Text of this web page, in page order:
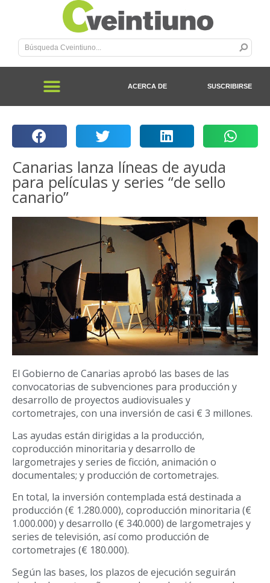
ACERCA DE SUSCRIBIRSE
Canarias lanza líneas de ayuda
para películas y series “de sello
canario”
El Gobierno de Canarias aprobó las bases de las
convocatorias de subvenciones para producción y
desarrollo de proyectos audiovisuales y
cortometrajes, con una inversión de casi € 3 millones.
Las ayudas están dirigidas a la producción,
coproducción minoritaria y desarrollo de
largometrajes y series de ficción, animación o
documentales; y producción de cortometrajes.
En total, la inversión contemplada está destinada a
producción (€ 1.280.000), coproducción minoritaria (€
1.000.000) y desarrollo (€ 340.000) de largometrajes y
series de televisión, así como producción de
cortometrajes (€ 180.000).
Según las bases, los plazos de ejecución seguirán